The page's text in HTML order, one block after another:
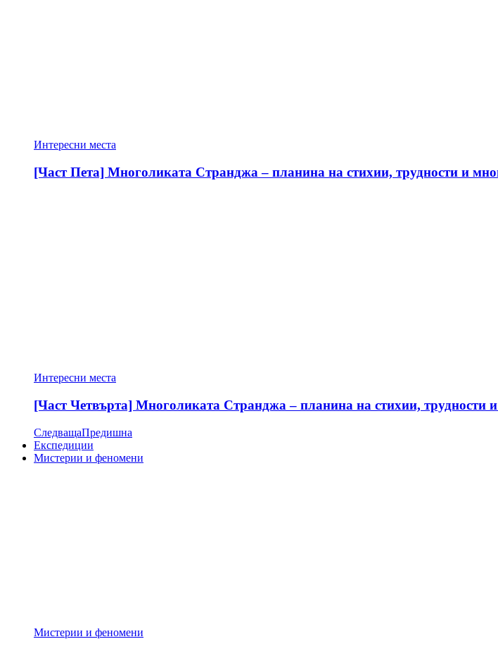
Интересни места
[Част Пета] Многоликата Странджа – планина на стихии, трудности и
Интересни места
[Част Четвърта] Многоликата Странджа – планина на стихии, трудности
СледващаПредишна
Експедиции
Мистерии и феномени
Мистерии и феномени